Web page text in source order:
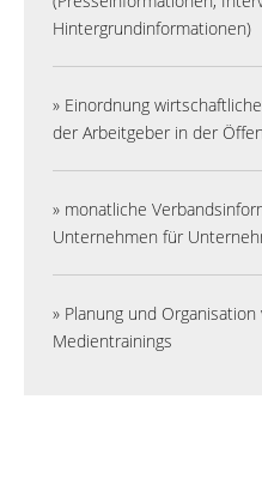
Hintergrundinformationen)
» Einordnung
der Arbeitgeber in der
» monatliche
Unternehmen für
» Planung und
Medientrainings